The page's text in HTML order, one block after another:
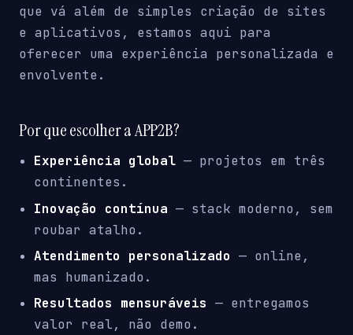
que vá além de simples criação de sites
e aplicativos, estamos aqui para
oferecer uma experiência personalizada e
envolvente.
Por que escolher a APP2B?
Experiência global — projetos em três
continentes.
Inovação contínua — stack moderno, sem
roubar atalho.
Atendimento personalizado — online,
mas humanizado.
Resultados mensuráveis — entregamos
valor real, não demo.